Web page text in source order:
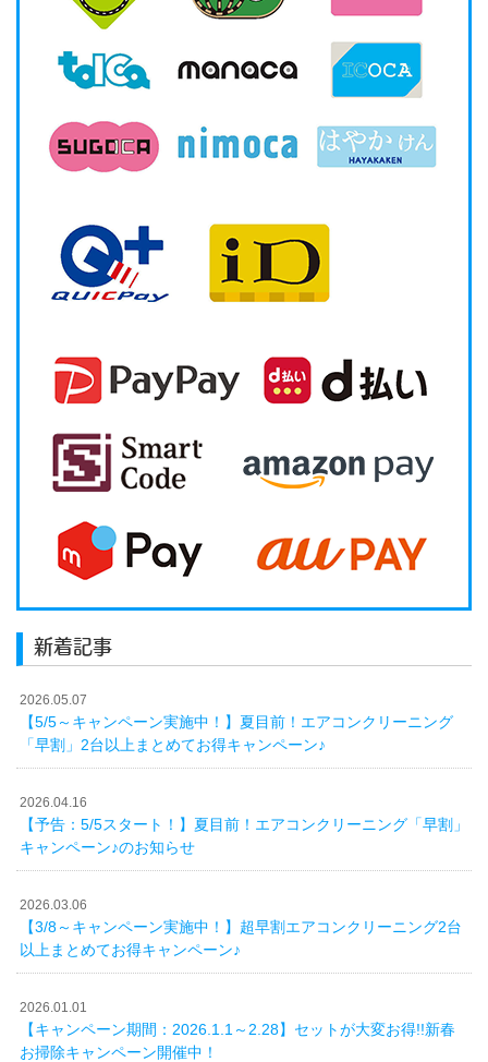
新着記事
2026.05.07
【5/5～キャンペーン実施中！】夏目前！エアコンクリーニング
「早割」2台以上まとめてお得キャンペーン♪
2026.04.16
【予告：5/5スタート！】夏目前！エアコンクリーニング「早割」
キャンペーン♪のお知らせ
2026.03.06
【3/8～キャンペーン実施中！】超早割エアコンクリーニング2台
以上まとめてお得キャンペーン♪
2026.01.01
【キャンペーン期間：2026.1.1～2.28】セットが大変お得!!新春
お掃除キャンペーン開催中！